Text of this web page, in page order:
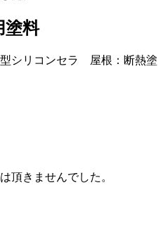
塗料
型シリコンセラ 屋根：断熱塗
頂きませんでした。